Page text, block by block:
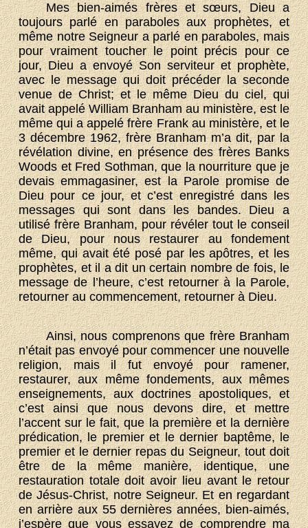
Mes bien-aimés frères et sœurs, Dieu a
toujours parlé en paraboles aux prophètes, et
même notre Seigneur a parlé en paraboles, mais
pour vraiment toucher le point précis pour ce
jour, Dieu a envoyé Son serviteur et prophète,
avec le message qui doit précéder la seconde
venue de Christ; et le même Dieu du ciel, qui
avait appelé William Branham au ministère, est le
même qui a appelé frère Frank au ministère, et le
3 décembre 1962, frère Branham m’a dit, par la
révélation divine, en présence des frères Banks
Woods et Fred Sothman, que la nourriture que je
devais emmagasiner, est la Parole promise de
Dieu pour ce jour, et c’est enregistré dans les
messages qui sont dans les bandes. Dieu a
utilisé frère Branham, pour révéler tout le conseil
de Dieu, pour nous restaurer au fondement
même, qui avait été posé par les apôtres, et les
prophètes, et il a dit un certain nombre de fois, le
message de l’heure, c’est retourner à la Parole,
retourner au commencement, retourner à Dieu.
Ainsi, nous comprenons que frère Branham
n’était pas envoyé pour commencer une nouvelle
religion, mais il fut envoyé pour ramener,
restaurer, aux même fondements, aux mêmes
enseignements, aux doctrines apostoliques, et
c’est ainsi que nous devons dire, et mettre
l’accent sur le fait, que la première et la dernière
prédication, le premier et le dernier baptême, le
premier et le dernier repas du Seigneur, tout doit
être de la même manière, identique, une
restauration totale doit avoir lieu avant le retour
de Jésus-Christ, notre Seigneur. Et en regardant
en arrière aux 55 dernières années, bien-aimés,
j’espère que vous essayez de comprendre ma